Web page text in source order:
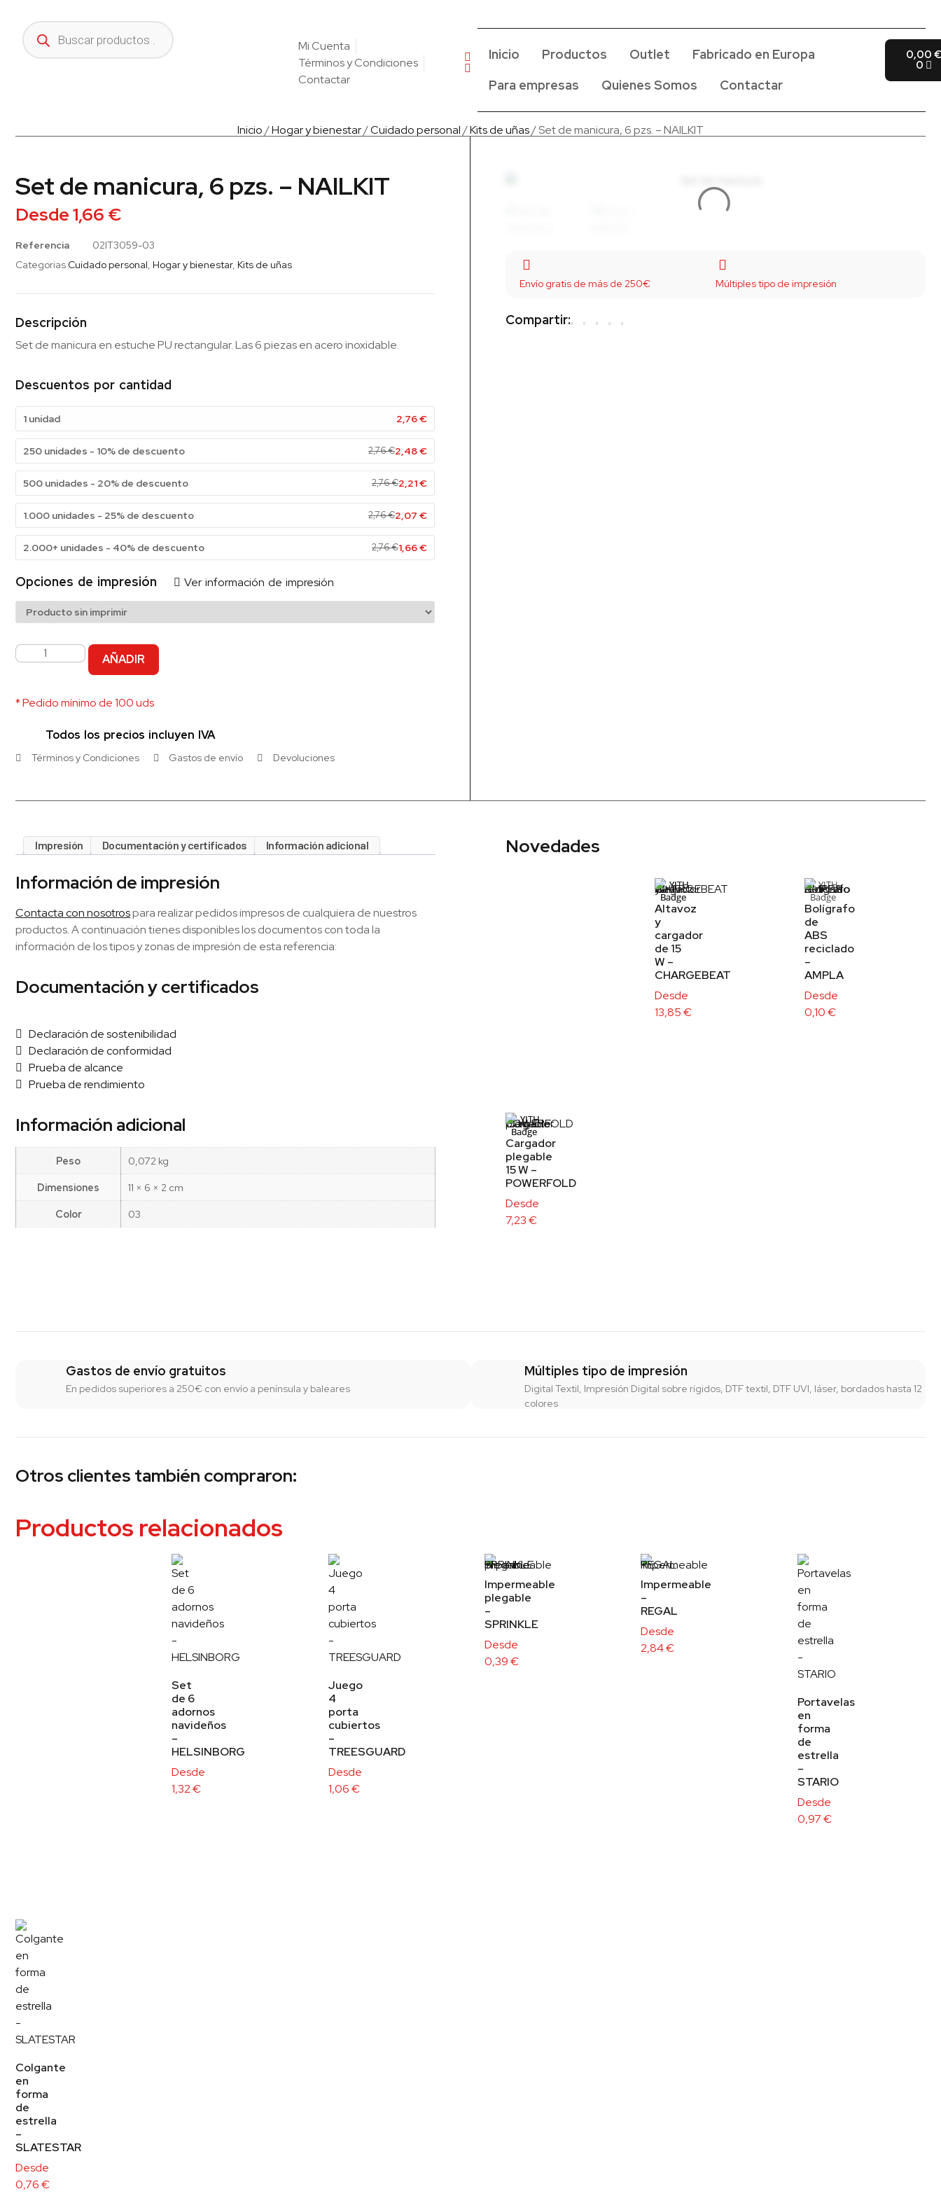
Mi Cuenta
Términos y Condiciones
Contactar
Inicio Productos Outlet
Fabricado en Europa
Para empresas
Quienes Somos Contactar
0,00
0
Inicio/Hogar y bienestar/Cuidado personal/Kits de uñas/ Set de manicura, 6 pzs. – NAILKIT
Set de manicura, 6 pzs. – NAILKIT
Desde1,66 €
Referencia
02IT3059-03
Categorias Cuidado personal, Hogar y bienestar, Kits de uñas
Descripción
Set de manicura en estuche PU rectangular. Las 6 piezas en acero inoxidable.
Descuentos por cantidad
1 unidad 2,76€
250 unidades - 10% de descuento 2,76€2,48€
500 unidades - 20% de descuento 2,76€2,21€
1.000 unidades - 25% de descuento 2,76€2,07 €
2.000+ unidades - 40% de descuento 2,76€1,66€
Opciones de impresión Ver información de impresión
AÑADIR
* Pedido mínimo de 100 uds
Todos los precios incluyen IVA
Términos y Condiciones Gastos de envío Devoluciones
Envío gratis de más de 250€ Múltiples tipo de impresión
Compartir:
Impresión Documentación y certificados Información adicional
Información de impresión
Contacta con nosotrospara realizar pedidos impresos de cualquiera de nuestros
productos. A continuación tienes disponibles los documentos con toda la
información de los tipos y zonas de impresión de esta referencia:
Documentación y certificados
Declaración de sostenibilidad
Declaración de conformidad
Prueba de alcance
Prueba de rendimiento
Información adicional
Peso
0,072 kg
Dimensiones
11 × 6 × 2 cm
Color
03
Novedades
Altavoz
y
cargador
de 15
W –
CHARGEBEAT
Desde
13,85€
Bolígrafo
de
ABS
reciclado
–
AMPLA
Desde
0,10€
Cargador
plegable
15 W –
POWERFOLD
Desde
7,23€
Gastos de envío gratuitos
En pedidos superiores a 250€ con envío a península y baleares
Múltiples tipo de impresión
Digital Textil, Impresión Digital sobre rígidos, DTF textil, DTF UVI, láser, bordados hasta 12
colores
Otros clientes también compraron:
Productos relacionados
Set
de 6
adornos
navideños
–
HELSINBORG
Desde
1,32€
Juego
4
porta
cubiertos
–
TREESGUARD
Desde
1,06€
Impermeable
plegable
–
SPRINKLE
Desde
0,39€
Impermeable
–
REGAL
Desde
2,84€
Portavelas
en
forma
de
estrella
–
STARIO
Desde
0,97€
Colgante
en
forma
de
estrella
–
SLATESTAR
Desde
0,76€